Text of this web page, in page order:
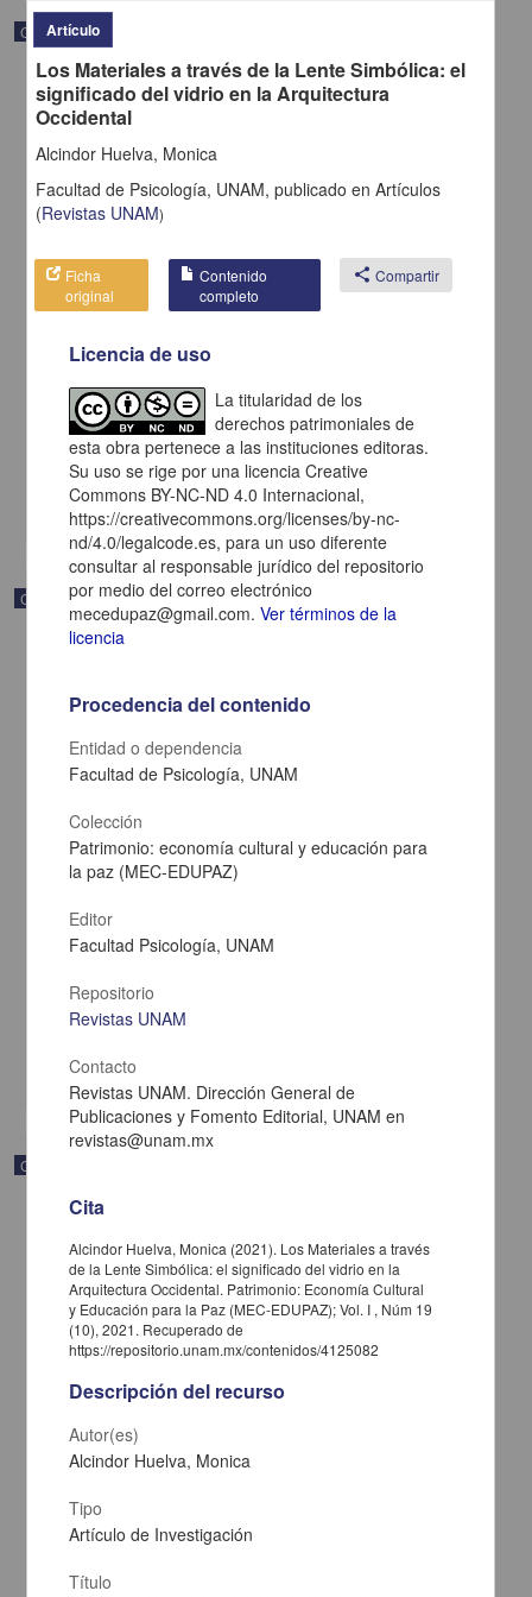
Correspondencia postal
una fotografía
Pitman, H. C.
[sin fecha]
Multidisciplina
Correspondencia postal
Carta de Zeferino Pérez, el general Antonio Rábago se encuentra
Pérez, Zeferino
[sin fecha]
Correspondencia postal
Carta de José María Maytorena a Francisco I. Madero en la que
informa se irá a la costa por prescripción médica
[sin fecha]
Artículo
Los Materiales a través de la Lente Simbólica: el
significado del vidrio en la Arquitectura
Occidental
Alcindor Huelva, Monica
Facultad de Psicología, UNAM, publicado enArtículos
(Revistas UNAM)
Ficha
original
Contenido
completo
share Compartir
Licencia de uso
La titularidad de los
derechos patrimoniales de
esta obra pertenece a las instituciones editoras.
Su uso se rige por una licencia Creative
Commons BY-NC-ND 4.0 Internacional,
https://creativecommons.org/licenses/by-nc-
nd/4.0/legalcode.es, para un uso diferente
consultar al responsable jurídico del repositorio
por medio del correo electrónico
mecedupaz@gmail.com.Ver términos de la
licencia
Procedencia del contenido
Entidad o dependencia
Facultad de Psicología, UNAM
Colección
Patrimonio: economía cultural y educación para
la paz (MEC-EDUPAZ)
Editor
Facultad Psicología, UNAM
Repositorio
Revistas UNAM
Contacto
Revistas UNAM. Dirección General de
Publicaciones y Fomento Editorial, UNAM en
revistas@unam.mx
Cita
Alcindor Huelva, Monica (2021). Los Materiales a través
de la Lente Simbólica: el significado del vidrio en la
Arquitectura Occidental. Patrimonio: Economía Cultural
y Educación para la Paz (MEC-EDUPAZ); Vol. I , Núm 19
(10), 2021. Recuperado de
https://repositorio.unam.mx/contenidos/4125082
Descripción del recurso
Autor(es)
Alcindor Huelva, Monica
Tipo
Artículo de Investigación
Título